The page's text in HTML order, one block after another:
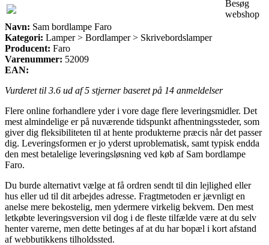
Besøg
webshop
Navn: Sam bordlampe Faro
Kategori: Lamper > Bordlamper > Skrivebordslamper
Producent: Faro
Varenummer: 52009
EAN:
Vurderet til 3.6 ud af 5 stjerner baseret på 14 anmeldelser
Flere online forhandlere yder i vore dage flere leveringsmidler. Det
mest almindelige er på nuværende tidspunkt afhentningssteder, som
giver dig fleksibiliteten til at hente produkterne præcis når det passer
dig. Leveringsformen er jo yderst uproblematisk, samt typisk endda
den mest betalelige leveringsløsning ved køb af Sam bordlampe
Faro.
Du burde alternativt vælge at få ordren sendt til din lejlighed eller
hus eller ud til dit arbejdes adresse. Fragtmetoden er jævnligt en
anelse mere bekostelig, men ydermere virkelig bekvem. Den mest
letkøbte leveringsversion vil dog i de fleste tilfælde være at du selv
henter varerne, men dette betinges af at du har bopæl i kort afstand
af webbutikkens tilholdssted.